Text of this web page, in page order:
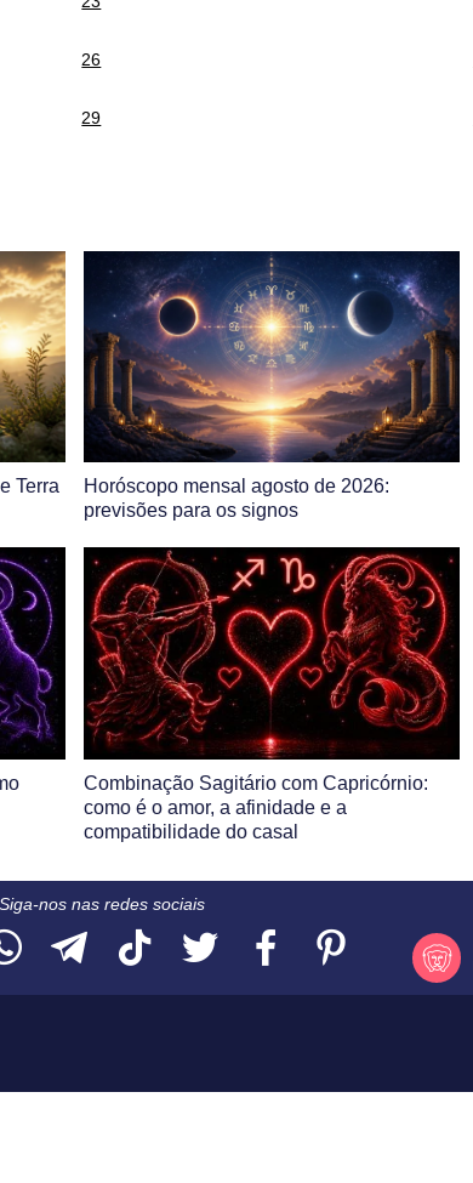
26
29
Terra
Horóscopo mensal agosto de 2026:
previsões para os signos
Combinação Sagitário com Capricórnio:
como é o amor, a afinidade e a
compatibilidade do casal
Siga-nos nas redes sociais